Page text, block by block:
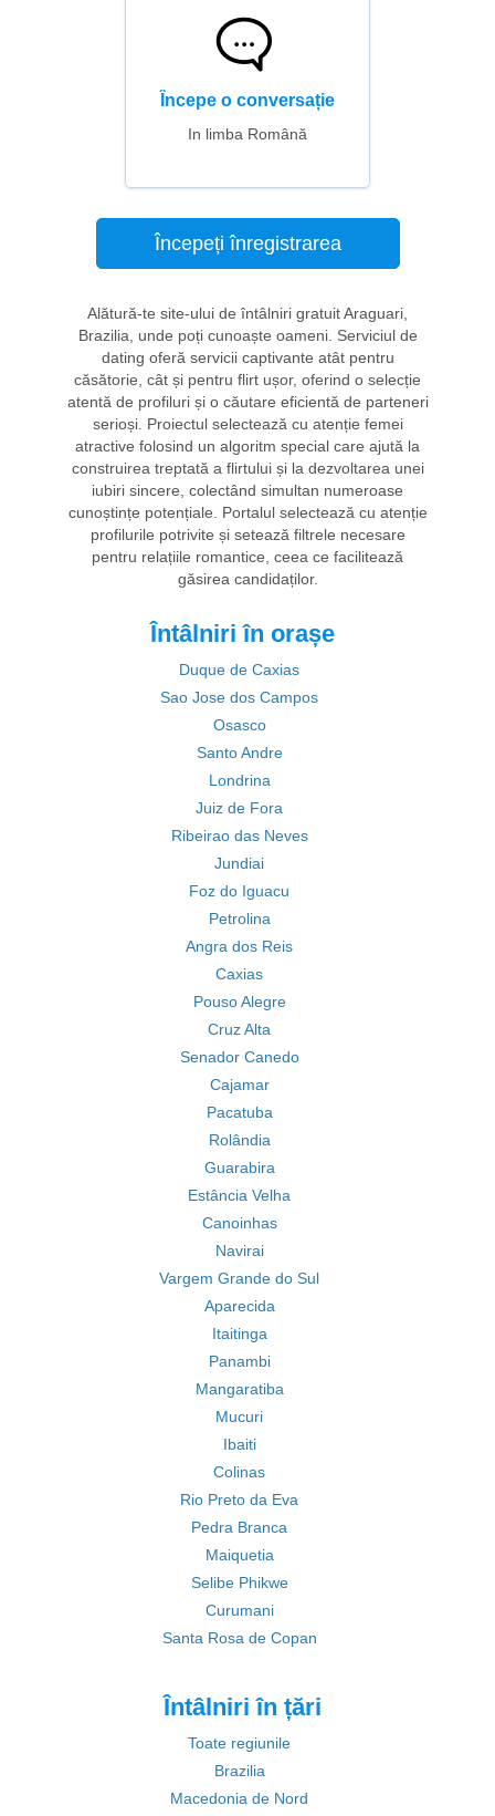
Începe o conversație
In limba Română
Începeți înregistrarea
Alătură-te site-ului de întâlniri gratuit Araguari,
Brazilia, unde poți cunoaște oameni. Serviciul de
dating oferă servicii captivante atât pentru
căsătorie, cât și pentru flirt ușor, oferind o selecție
atentă de profiluri și o căutare eficientă de parteneri
serioși. Proiectul selectează cu atenție femei
atractive folosind un algoritm special care ajută la
construirea treptată a flirtului și la dezvoltarea unei
iubiri sincere, colectând simultan numeroase
cunoștințe potențiale. Portalul selectează cu atenție
profilurile potrivite și setează filtrele necesare
pentru relațiile romantice, ceea ce facilitează
găsirea candidaților.
Întâlniri în orașe
Duque de Caxias
Sao Jose dos Campos
Osasco
Santo Andre
Londrina
Juiz de Fora
Ribeirao das Neves
Jundiai
Foz do Iguacu
Petrolina
Angra dos Reis
Caxias
Pouso Alegre
Cruz Alta
Senador Canedo
Cajamar
Pacatuba
Rolândia
Guarabira
Estância Velha
Canoinhas
Navirai
Vargem Grande do Sul
Aparecida
Itaitinga
Panambi
Mangaratiba
Mucuri
Ibaiti
Colinas
Rio Preto da Eva
Pedra Branca
Maiquetia
Selibe Phikwe
Curumani
Santa Rosa de Copan
Întâlniri în țări
Toate regiunile
Brazilia
Macedonia de Nord